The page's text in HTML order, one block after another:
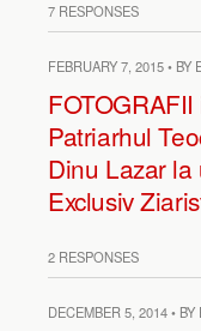
7 RESPONSES
FEBRUARY 7, 2015 • BY
Patriarhul
Dinu Lazar
Exclusiv
2 RESPONSES
DECEMBER 5, 2014 • BY